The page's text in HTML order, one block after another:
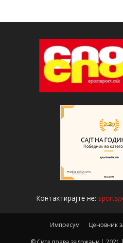
Контактирајте не:
Импресум Ценовник